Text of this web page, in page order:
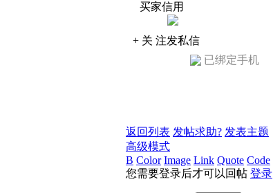
买家信用
+ 关 注发私信
已绑定手机
返回列表 发帖求助? 发表主题
高级模式
B Color Image Link Quote Code
您需要登录后才可以回帖 登录